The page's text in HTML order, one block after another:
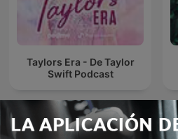
Taylors Era - De Taylor
Swift Podcast